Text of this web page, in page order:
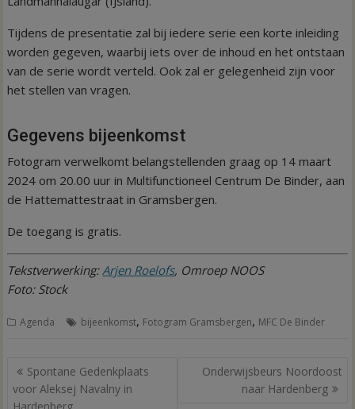
Tijdens de presentatie zal bij iedere serie een korte inleiding
worden gegeven, waarbij iets over de inhoud en het ontstaan
van de serie wordt verteld. Ook zal er gelegenheid zijn voor
het stellen van vragen.
Gegevens bijeenkomst
Fotogram verwelkomt belangstellenden graag op 14 maart
2024 om 20.00 uur in Multifunctioneel Centrum De Binder, aan
de Hattemattestraat in Gramsbergen.
De toegang is gratis.
Tekstverwerking:Arjen Roelofs, Omroep NOOS
Foto: Stock
Agenda bijeenkomst, Fotogram Gramsbergen, MFC De Binder
Bericht
navigatie
Spontane Gedenkplaats
voor Aleksej Navalny in
Onderwijsbeurs Noordoost
naar Hardenberg